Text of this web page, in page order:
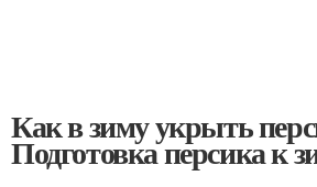
Как в зиму укрыть
Подготовка персика к